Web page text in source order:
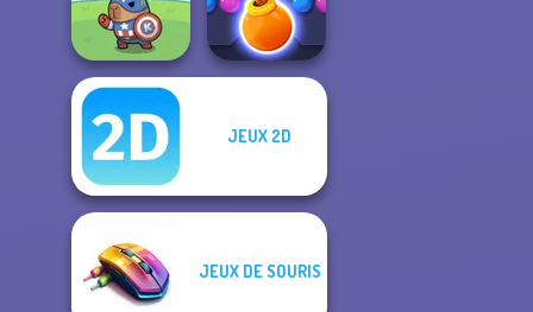
Mystical Blade 3D
Cut The Rope:
Time Travel
Avenger Guard
Bubble Shooter
JEUX 2D
JEUX DE SOURIS